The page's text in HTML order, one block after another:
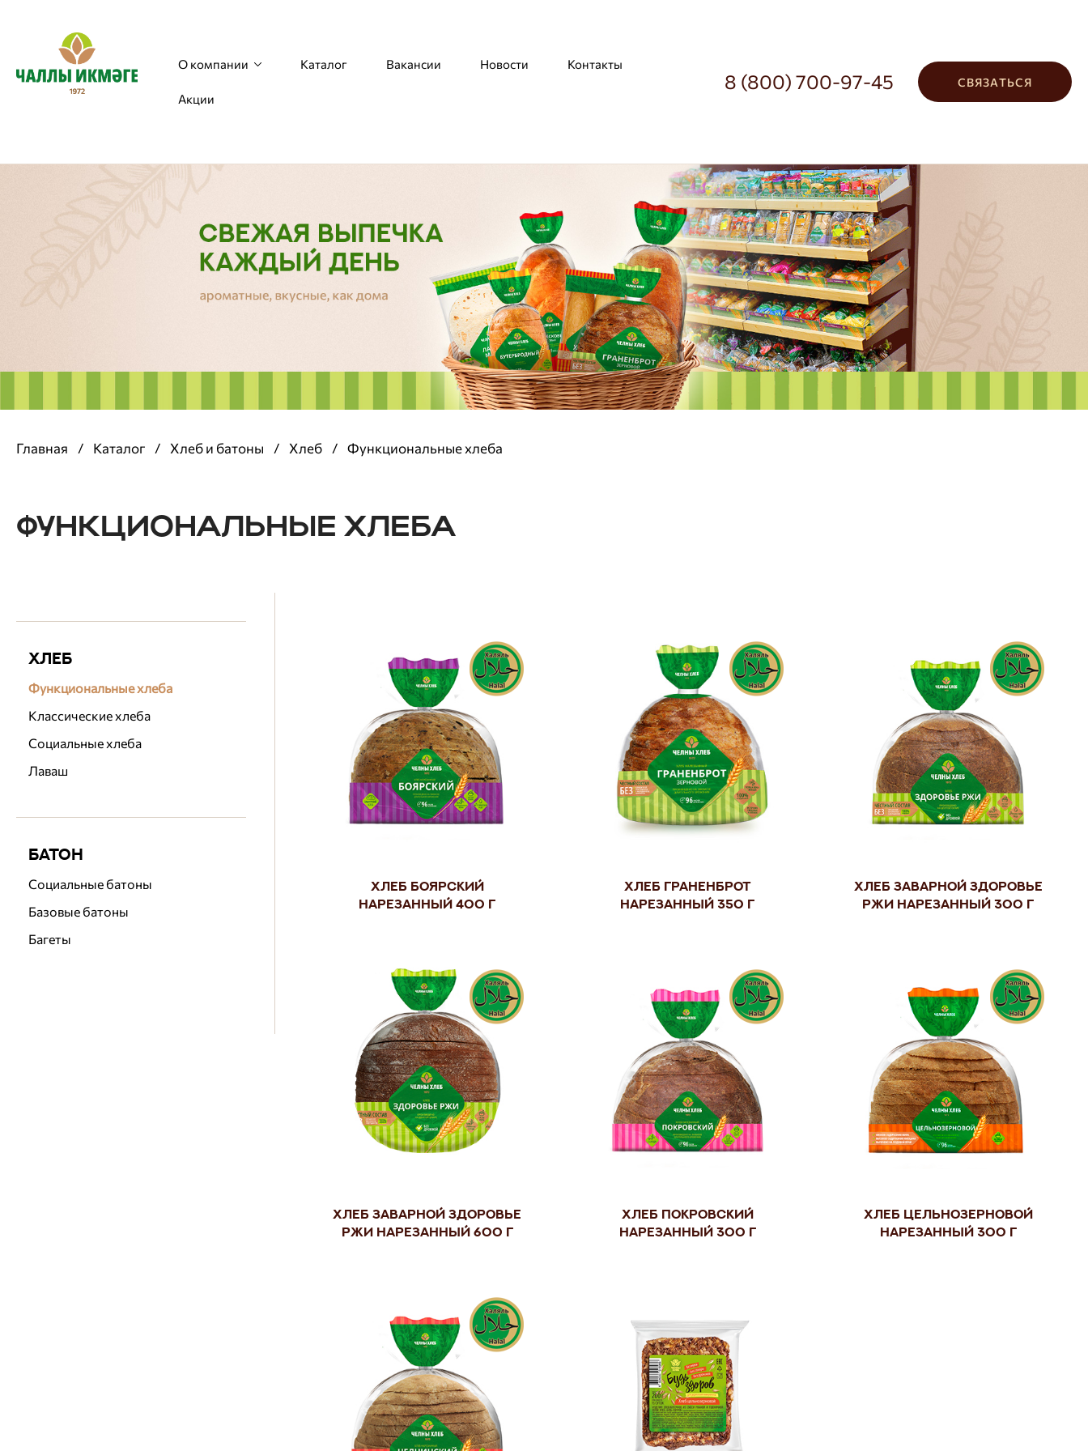
О компании Каталог Вакансии Новости Контакты
Акции
8 (800) 700-97-45 СВЯЗАТЬСЯ
Главная / Каталог / Хлеб и батоны / Хлеб / Функциональные хлеба
ФУНКЦИОНАЛЬНЫЕ ХЛЕБА
ХЛЕБ
Функциональные хлеба
Классические хлеба
Социальные хлеба
Лаваш
БАТОН
Социальные батоны
Базовые батоны
Багеты
Хлеб Боярский
нарезанный 400 г
Хлеб Граненброт
нарезанный 350 г
Хлеб заварной Здоровье
ржи нарезанный 300 г
Хлеб заварной Здоровье
ржи нарезанный 600 г
Хлеб Покровский
нарезанный 300 г
Хлеб Цельнозерновой
нарезанный 300 г